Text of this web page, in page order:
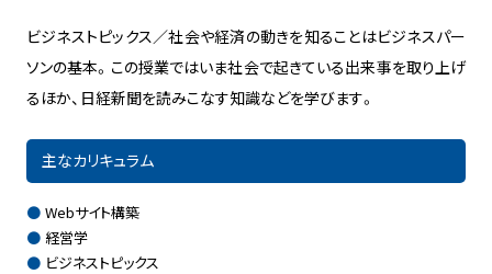
ビジネストピックス／社会や経済の動きを知ることはビジネスパー
ソンの基本。この授業ではいま社会で起きている出来事を取り上げ
るほか、日経新聞を読みこなす知識などを学びます。
主なカリキュラム
Webサイト構築
経営学
ビジネストピックス